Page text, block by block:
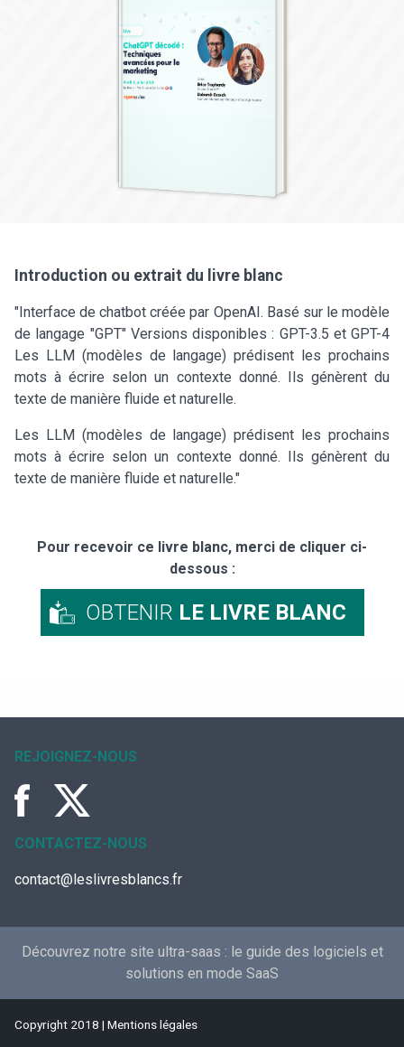
Introduction ou extrait du livre blanc
"Interface de chatbot créée par OpenAI. Basé sur le modèle
de langage "GPT" Versions disponibles : GPT-3.5 et GPT-4
Les LLM (modèles de langage) prédisent les prochains
mots à écrire selon un contexte donné. Ils génèrent du
texte de manière fluide et naturelle.
Les LLM (modèles de langage) prédisent les prochains
mots à écrire selon un contexte donné. Ils génèrent du
texte de manière fluide et naturelle."
Pour recevoir ce livre blanc, merci de cliquer ci-
dessous :
OBTENIR LE LIVRE BLANC
REJOIGNEZ-NOUS
CONTACTEZ-NOUS
contact@leslivresblancs.fr
Découvrez notre site ultra-saas : le guide des logiciels et
solutions en mode SaaS
Copyright 2018 | Mentions légales